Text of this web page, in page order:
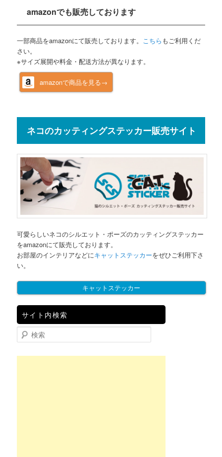
amazonでも販売しております
一部商品をamazonにて販売しております。 こちら もご利用くだ
さい。
※サイズ展開や料金・配送方法が異なります。
amazonで商品を見る→
ネコのカッティングステッカー販売サイト
可愛らしいネコのシルエット・ポーズのカッティングステッカー
をamazonにて販売しております。
お部屋のインテリアなどにキャットステッカーをぜひご利用下さ
い。
キャットステッカー
サイト内検索
検索